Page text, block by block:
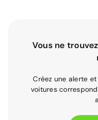
Vous ne
Créez une alerte
voitures